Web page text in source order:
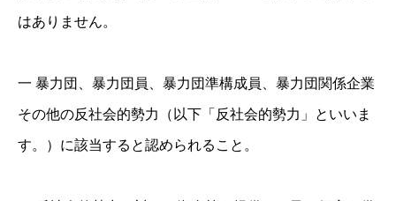
はありません。
一 暴力団、暴力団員、暴力団準構成員、暴力団関係企業
その他の反社会的勢力（以下「反社会的勢力」といいま
す。）に該当すると認められること。